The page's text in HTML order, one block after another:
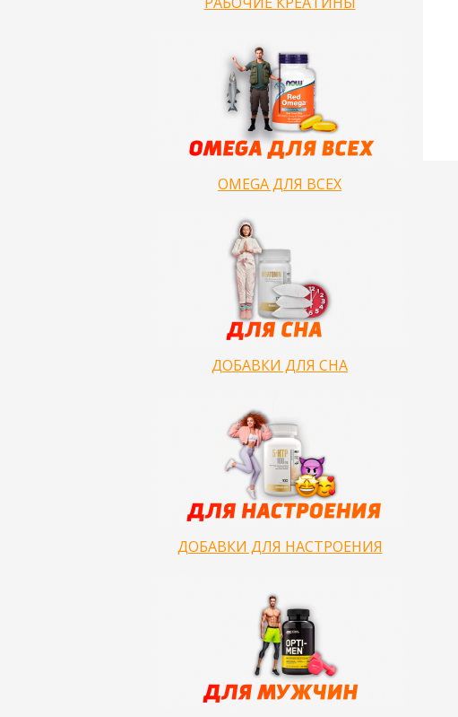
OMEGA ДЛЯ ВСЕХ
ДОБАВКИ ДЛЯ СНА
ДОБАВКИ ДЛЯ НАСТРОЕНИЯ